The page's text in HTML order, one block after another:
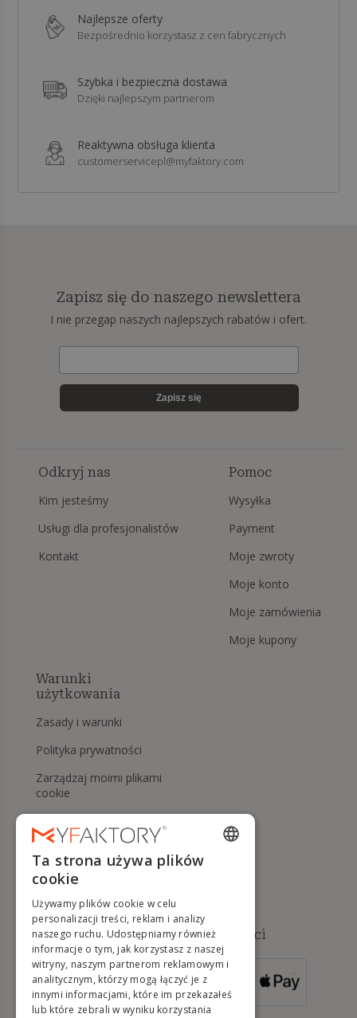
Najlepsze oferty
Bezpośrednio korzystasz z cen fabrycznych
Szybka i bezpieczna dostawa
Dzięki najlepszym partnerom
Reaktywna obsługa klienta
customerservicepl@myfaktory.com
Zapisz się do naszego newslettera
I nie przegap naszych najlepszych rabatów i ofert.
Zapisz się
Odkryj nas
Kim jesteśmy
Usługi dla profesjonalistów
Kontakt
Pomoc
Wysyłka
Payment
Moje zwroty
Moje konto
Moje zamówienia
Moje kupony
Warunki
użytkowania
Zasady i warunki
Polityka prywatności
Zarządzaj moimi plikami
cookie
umowy i zwrotów
Pomoc
Dostępne metody płatności
DLA ZAMÓWIEŃ
POWYŻEJ 500 €
ENGLISH
DUTCH
GERMAN
ITALIAN
PORTUGUESE
Ta strona używa plików
cookie
Używamy plików cookie w celu
personalizacji treści, reklam i analizy
naszego ruchu. Udostępniamy również
informacje o tym, jak korzystasz z naszej
witryny, naszym partnerom reklamowym i
analitycznym, którzy mogą łączyć je z
innymi informacjami, które im przekazałeś
lub które zebrali w wyniku korzystania